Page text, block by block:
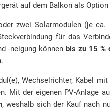
auf dem Balkon als
zwei Solarmodulen (je ca.
für das
-neigung können bis zu 15 %
.
Wechselrichter, Kabel
Mit der eigenen PV-Anlage
, weshalb sich der Kauf nach